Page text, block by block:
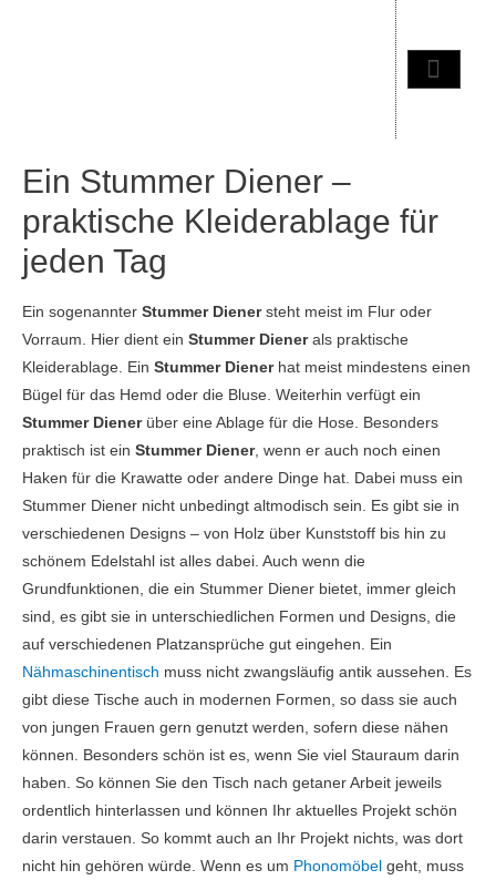
Ein Stummer Diener –
praktische Kleiderablage für
jeden Tag
Ein sogenannter Stummer Dienersteht meist im Flur oder
Vorraum. Hier dient ein Stummer Dienerals praktische
Kleiderablage. Ein Stummer Dienerhat meist mindestens einen
Bügel für das Hemd oder die Bluse. Weiterhin verfügt ein
Stummer Dienerüber eine Ablage für die Hose. Besonders
praktisch ist ein Stummer Diener, wenn er auch noch einen
Haken für die Krawatte oder andere Dinge hat. Dabei muss ein
Stummer Diener nicht unbedingt altmodisch sein. Es gibt sie in
verschiedenen Designs – von Holz über Kunststoff bis hin zu
schönem Edelstahl ist alles dabei. Auch wenn die
Grundfunktionen, die ein Stummer Diener bietet, immer gleich
sind, es gibt sie in unterschiedlichen Formen und Designs, die
auf verschiedenen Platzansprüche gut eingehen. Ein
Nähmaschinentisch muss nicht zwangsläufig antik aussehen. Es
gibt diese Tische auch in modernen Formen, so dass sie auch
von jungen Frauen gern genutzt werden, sofern diese nähen
können. Besonders schön ist es, wenn Sie viel Stauraum darin
haben. So können Sie den Tisch nach getaner Arbeit jeweils
ordentlich hinterlassen und können Ihr aktuelles Projekt schön
darin verstauen. So kommt auch an Ihr Projekt nichts, was dort
nicht hin gehören würde. Wenn es um Phonomöbel geht, muss